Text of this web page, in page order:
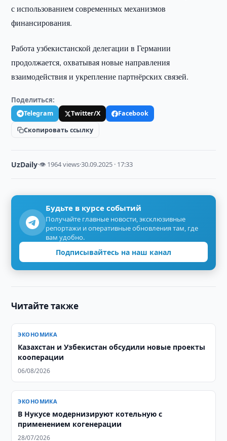
с использованием современных механизмов
финансирования.
Работа узбекистанской делегации в Германии
продолжается, охватывая новые направления
взаимодействия и укрепление партнёрских связей.
Поделиться:
Telegram Twitter/X
Facebook
Скопировать ссылку
UzDaily·👁 1964 views·30.09.2025 · 17:33
Будьте в курсе событий
Получайте главные новости, эксклюзивные
репортажи и оперативные обновления там, где
вам удобно.
Подписывайтесь на наш канал
Читайте также
ЭКОНОМИКА
Казахстан и Узбекистан обсудили новые проекты
кооперации
06/08/2026
ЭКОНОМИКА
В Нукусе модернизируют котельную с
применением когенерации
28/07/2026